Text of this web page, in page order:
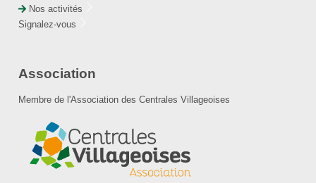
Nos activités
Signalez-vous
Association
Membre de l'Association des Centrales Villageoises